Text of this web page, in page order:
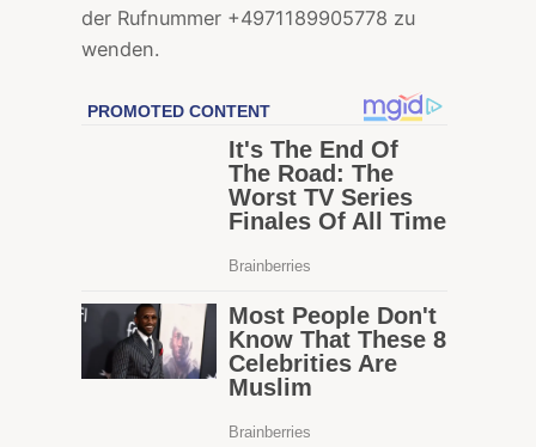
der Rufnummer +4971189905778 zu
wenden.